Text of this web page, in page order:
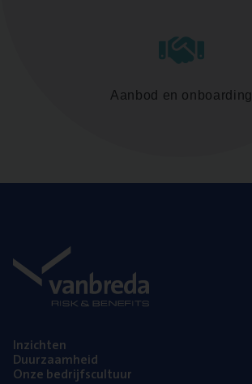
Aanbod en onboarding
Inzich­ten
Duur­zaam­heid
Onze bedrijfs­cul­tuur